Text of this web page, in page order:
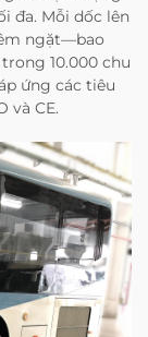
đa. Mỗi dốc lên
ngặt—bao
10.000 chu
ứng các tiêu
và CE.